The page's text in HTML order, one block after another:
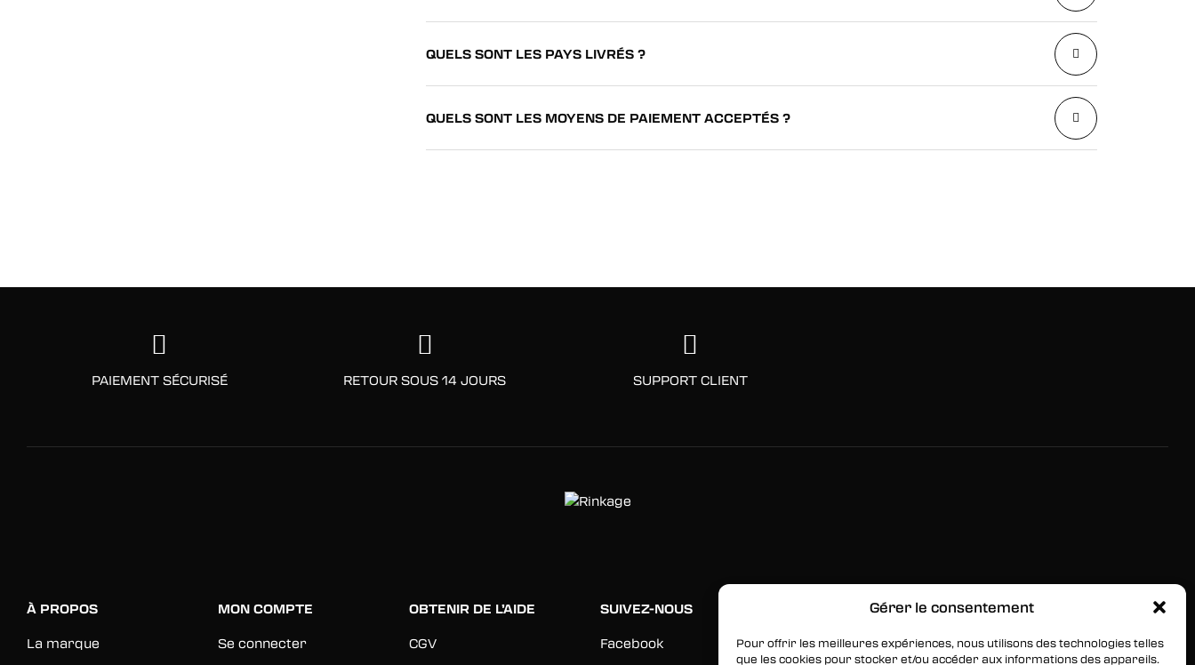
Gérer le consentement
Pour offrir les meilleures expériences, nous utilisons des technologies telles
que les cookies pour stocker et/ou accéder aux informations des appareils.
QUELS SONT LES PAYS LIVRÉS ?
QUELS SONT LES MOYENS DE PAIEMENT ACCEPTÉS ?
PAIEMENT SÉCURISÉ RETOUR SOUS 14 JOURS SUPPORT CLIENT
À PROPOS
La marque
MON COMPTE
Se connecter
OBTENIR DE L’AIDE
CGV
SUIVEZ-NOUS
Facebook
RESTEZ INFORMÉS
Inscrivez-vous à notre newsletter pour être les